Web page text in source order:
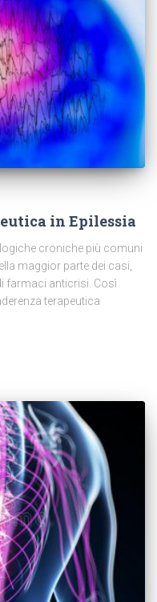
in Epilessia
croniche più comuni
maggior parte dei casi,
farmaci anticrisi. Così
terapeutica